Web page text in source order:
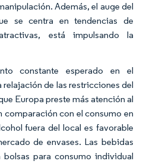
Además, el auge del
se centra en tendencias de
está impulsando la
constante esperado en el
de las restricciones del
Europa preste más atención al
comparación con el consumo en
fuera del local es favorable
de envases. Las bebidas
bolsas para consumo individual